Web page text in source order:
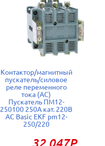
Контактор/магнитный
пускатель/силовое
реле переменного
тока (АС)
Пускатель ПМ12-
250100 250А кат. 220В
AC Basic EKF pm12-
250/220
32 047Р